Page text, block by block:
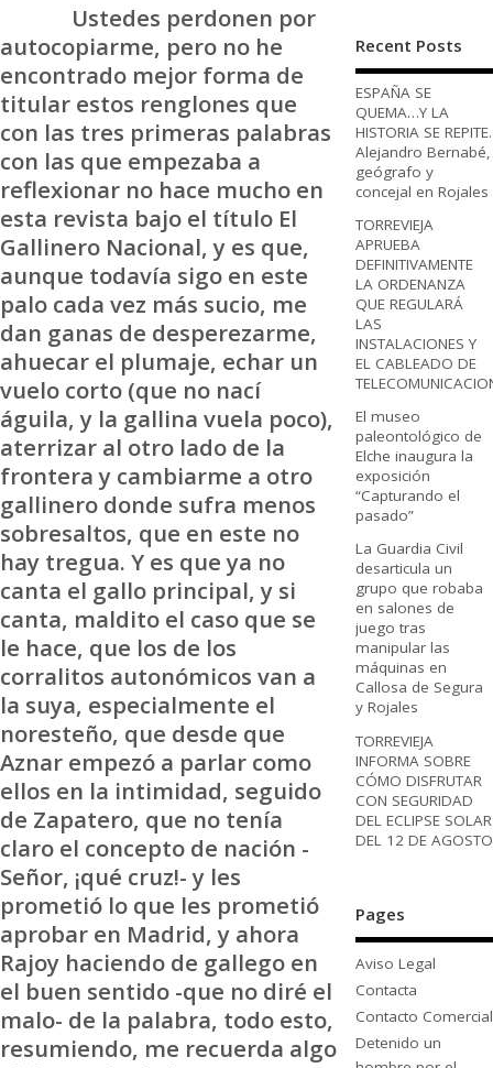
Ustedes perdonen por
autocopiarme, pero no he
encontrado mejor forma de
titular estos renglones que
con las tres primeras palabras
con las que empezaba a
reflexionar no hace mucho en
esta revista bajo el título El
Gallinero Nacional, y es que,
aunque todavía sigo en este
palo cada vez más sucio, me
dan ganas de desperezarme,
ahuecar el plumaje, echar un
vuelo corto (que no nací
águila, y la gallina vuela poco),
aterrizar al otro lado de la
frontera y cambiarme a otro
gallinero donde sufra menos
sobresaltos, que en este no
hay tregua. Y es que ya no
canta el gallo principal, y si
canta, maldito el caso que se
le hace, que los de los
corralitos autonómicos van a
la suya, especialmente el
noresteño, que desde que
Aznar empezó a parlar como
ellos en la intimidad, seguido
de Zapatero, que no tenía
claro el concepto de nación -
Señor, ¡qué cruz!- y les
prometió lo que les prometió
aprobar en Madrid, y ahora
Rajoy haciendo de gallego en
el buen sentido -que no diré el
malo- de la palabra, todo esto,
resumiendo, me recuerda algo
Recent Posts
ESPAÑA SE
QUEMA…Y LA
HISTORIA SE REPITE.
Alejandro Bernabé,
geógrafo y
concejal en Rojales
TORREVIEJA
APRUEBA
DEFINITIVAMENTE
LA ORDENANZA
QUE REGULARÁ
LAS
INSTALACIONES Y
EL CABLEADO DE
El museo
paleontológico de
Elche inaugura la
exposición
“Capturando el
pasado”
La Guardia Civil
desarticula un
grupo que robaba
en salones de
juego tras
manipular las
máquinas en
Callosa de Segura
y Rojales
TORREVIEJA
INFORMA SOBRE
CÓMO DISFRUTAR
CON SEGURIDAD
DEL ECLIPSE SOLAR
DEL 12 DE AGOSTO
Pages
Aviso Legal
Contacta
Contacto Comercial
Detenido un